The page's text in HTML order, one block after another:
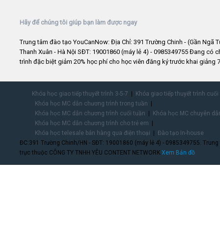
Hãy để chúng tôi giúp bạn làm được ngay
Trung tâm đào tạo YouCanNow: Địa Chỉ: 391 Trường Chinh - (Gần Ngã
Thanh Xuân - Hà Nội SĐT: 19001860 (máy lẻ 4) - 0985349755 Đang có
trình đặc biệt giảm 20% học phí cho học viên đăng ký trước khai giảng
Khóa học giao tiếp thuyết trình 3-5-7
Khóa giao tiếp thuyết trình
Khóa học MC dẫn chương trình trong tuần
Khóa học MC dẫn chương trình cuối tuần
Khóa học MC chuyên
Khóa học MC dẫn chương trình cho trẻ em
Khóa học telesale bán hàng qua điện thoại
Đào tạo In-house
ĐC:391 Trường Chinh/HN - SĐT: 19001860 (máy lẻ 4) - 0985349755.
trực thuộc CÔNG TY TNHH YÊU CONTENT NETWORK.Xem Bản đồ